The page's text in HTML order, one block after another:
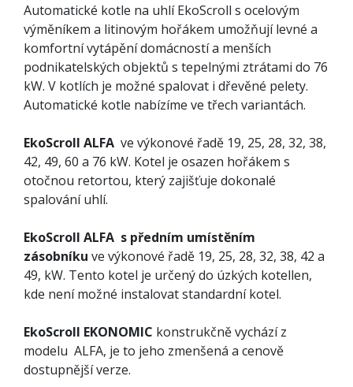
Automatické kotle na uhlí EkoScroll s ocelovým
výměníkem a litinovým hořákem umožňují levné a
komfortní vytápění domácností a menších
podnikatelských objektů s tepelnými ztrátami do 76
kW. V kotlích je možné spalovat i dřevěné pelety.
Automatické kotle nabízíme ve třech variantách.
EkoScroll ALFA ve výkonové řadě 19, 25, 28, 32, 38,
42, 49, 60 a 76 kW. Kotel je osazen hořákem s
otočnou retortou, který zajišťuje dokonalé
spalování uhlí.
EkoScroll ALFA s předním umístěním
zásobníku ve výkonové řadě 19, 25, 28, 32, 38, 42 a
49, kW. Tento kotel je určený do úzkých kotellen,
kde není možné instalovat standardní kotel.
EkoScroll EKONOMIC konstrukčně vychází z
modelu ALFA, je to jeho zmenšená a cenově
dostupnější verze.